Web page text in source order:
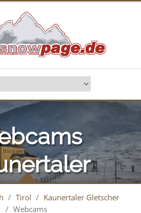
/ Tirol / Kaunertaler Gletscher
/ Webcams